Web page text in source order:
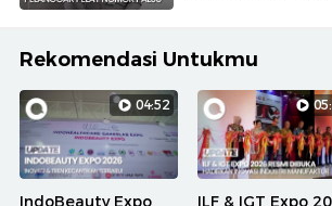
Rekomendasi Untukmu
04:52
IndoBeauty Expo
ILF & IGT Expo